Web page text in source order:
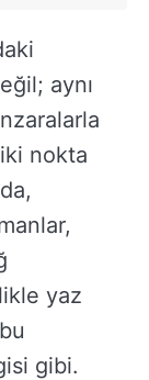
aynı
nokta
yaz
gibi.